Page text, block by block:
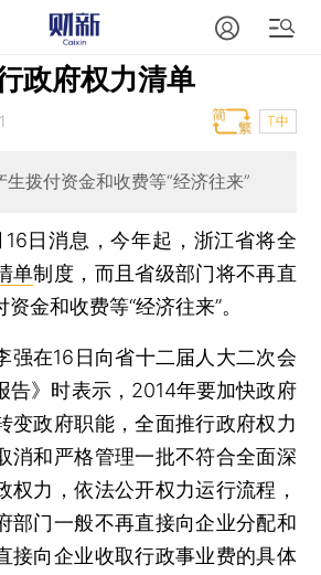
政府权力清单
T中
拨付资金和收费等“经济往来”
日消息，今年起，浙江省将全
单制度，而且省级部门将不再直
金和收费等“经济往来”。
在16日向省十二届人大二次会
告》时表示，2014年要加快政府
变政府职能，全面推行政府权力
消和严格管理一批不符合全面深
权力，依法公开权力运行流程，
部门一般不再直接向企业分配和
接向企业收取行政事业费的具体